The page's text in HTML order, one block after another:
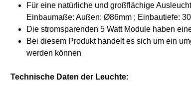
Für eine natürliche und großflächige
Einbaumaße: Außen: Ø86mm ; Einbautiefe:
Die stromsparenden 5 Watt Module haben
Bei diesem Produkt handelt es sich um ein
werden können
Technische Daten der Leuchte: